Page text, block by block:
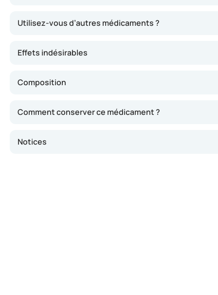
Utilisez-vous d’autres médicaments ?
Effets indésirables
Composition
Comment conserver ce médicament ?
Notices